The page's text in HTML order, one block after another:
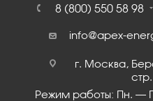
8 (800) 550 58 98
info@apex-
г. Москва,
Режим работы: Пн. –